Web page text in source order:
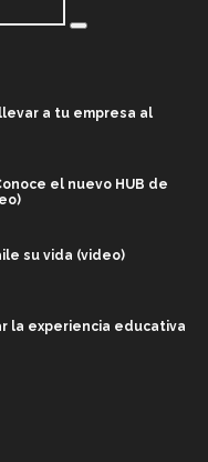
a tu empresa al
el nuevo HUB de
su vida (video)
la experiencia educativa